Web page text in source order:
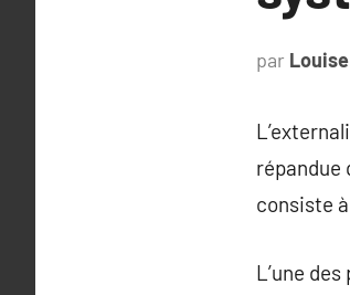
par
répandue
consiste
L’une